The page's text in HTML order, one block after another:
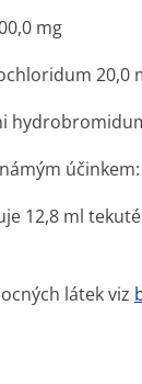
mg
20,0
účinkem:
12,8 ml
látek viz